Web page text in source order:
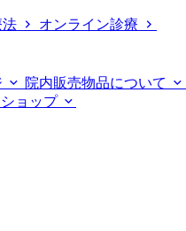
法
オンライン診療
院内販売物品について
ョップ